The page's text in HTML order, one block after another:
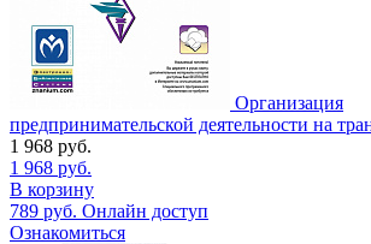
Организация
предпринимательской деятельности на
1 968 руб.
1 968 руб.
В корзину
789 руб. Онлайн доступ
Ознакомиться